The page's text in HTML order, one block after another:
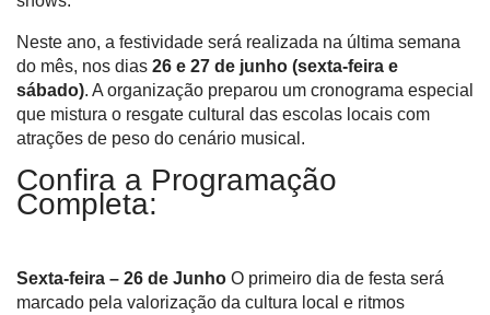
Neste ano, a festividade será realizada na última semana
do mês, nos dias 26 e 27 de junho (sexta-feira e
sábado). A organização preparou um cronograma especial
que mistura o resgate cultural das escolas locais com
atrações de peso do cenário musical.
Confira a Programação
Completa:
Sexta-feira – 26 de Junho O primeiro dia de festa será
marcado pela valorização da cultura local e ritmos